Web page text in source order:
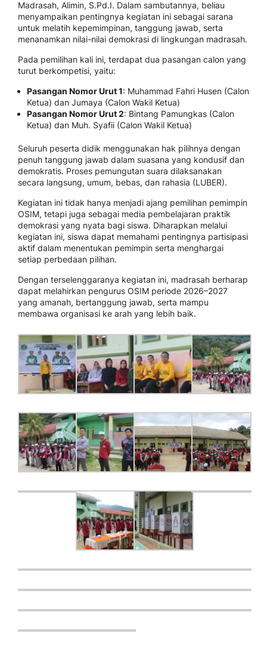
Madrasah, Alimin, S.Pd.I. Dalam sambutannya, beliau
menyampaikan pentingnya kegiatan ini sebagai sarana
untuk melatih kepemimpinan, tanggung jawab, serta
menanamkan nilai-nilai demokrasi di lingkungan madrasah.
Pada pemilihan kali ini, terdapat dua pasangan calon yang
turut berkompetisi, yaitu:
Pasangan Nomor Urut 1: Muhammad Fahri Husen (Calon
Ketua) dan Jumaya (Calon Wakil Ketua)
Pasangan Nomor Urut 2: Bintang Pamungkas (Calon
Ketua) dan Muh. Syafii (Calon Wakil Ketua)
Seluruh peserta didik menggunakan hak pilihnya dengan
penuh tanggung jawab dalam suasana yang kondusif dan
demokratis. Proses pemungutan suara dilaksanakan
secara langsung, umum, bebas, dan rahasia (LUBER).
Kegiatan ini tidak hanya menjadi ajang pemilihan pemimpin
OSIM, tetapi juga sebagai media pembelajaran praktik
demokrasi yang nyata bagi siswa. Diharapkan melalui
kegiatan ini, siswa dapat memahami pentingnya partisipasi
aktif dalam menentukan pemimpin serta menghargai
setiap perbedaan pilihan.
Dengan terselenggaranya kegiatan ini, madrasah berharap
dapat melahirkan pengurus OSIM periode 2026–2027
yang amanah, bertanggung jawab, serta mampu
membawa organisasi ke arah yang lebih baik.